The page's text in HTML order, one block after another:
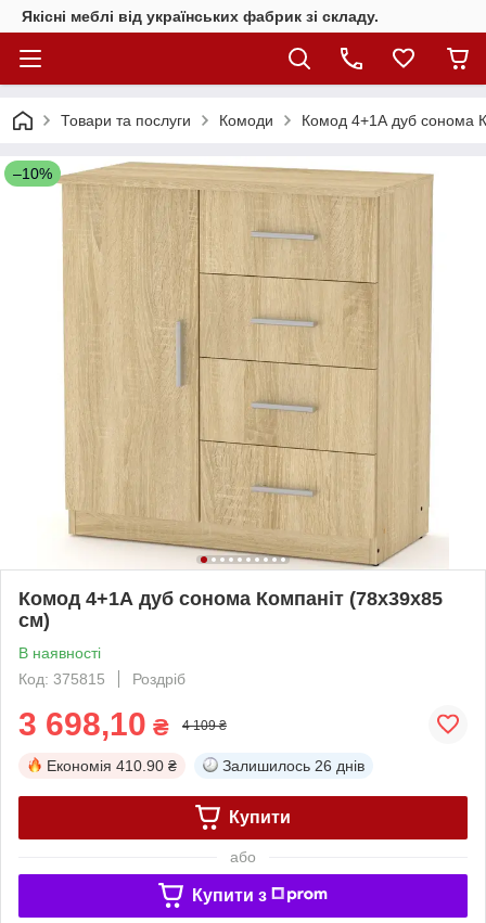
Якісні меблі від українських фабрик зі складу.
Товари та послуги Комоди Комод 4+1А дуб сонома
–10%
Комод 4+1А дуб сонома Компаніт (78х39х85
см)
В наявності
Код: 375815
Роздріб
3 698,10 ₴ 4 109 ₴
Економія 410.90 ₴ Залишилось 26 днів
Купити
або
Купити з